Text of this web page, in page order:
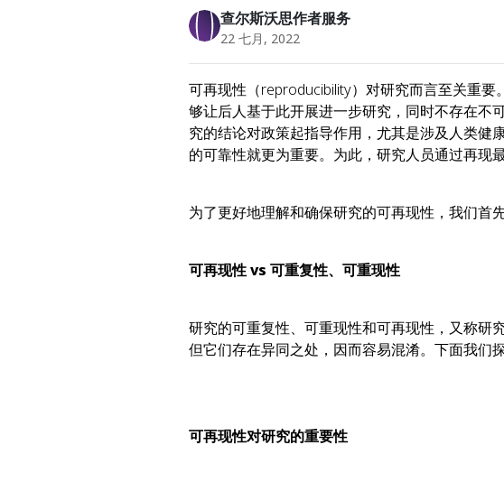
查尔斯沃思作者服务
22 七月, 2022
可再现性（reproducibility）对研究而言至关重
够让后人基于此开展进一步研究，同时不存在不
究的结论对政策起指导作用，尤其是涉及人类健
的可靠性就更为重要。为此，研究人员通过再现
为了更好地理解和确保研究的可再现性，我们首
可再现性 vs 可重复性、可重现性
研究的可重复性、可重现性和可再现性，又称研
但它们存在异同之处，因而容易混淆。下面我们
可再现性对研究的重要性